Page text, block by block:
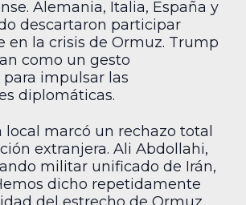
Alemania, Italia, España y
descartaron participar
en la crisis de Ormuz. Trump
como un gesto
impulsar las
diplomáticas.
local marcó un rechazo total
extranjera. Ali Abdollahi,
militar unificado de Irán,
dicho repetidamente